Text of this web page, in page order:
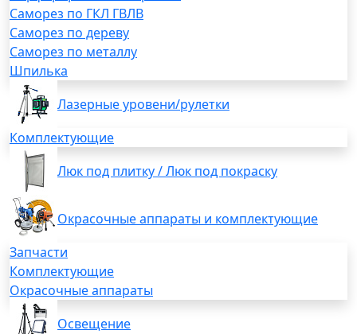
Саморез по ГКЛ ГВЛВ
Саморез по дереву
Саморез по металлу
Шпилька
Лазерные уровени/рулетки
Комплектующие
Люк под плитку / Люк под покраску
Окрасочные аппараты и комплектующие
Запчасти
Комплектующие
Окрасочные аппараты
Освещение